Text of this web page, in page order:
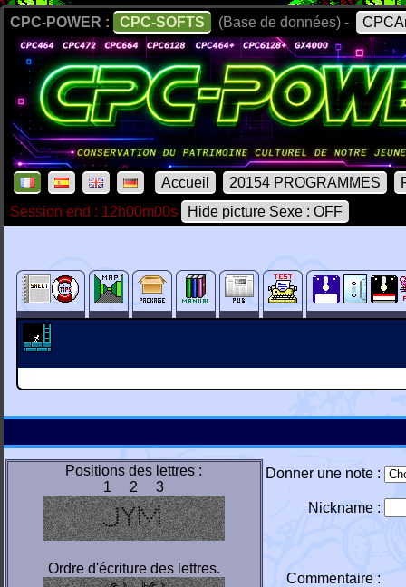
CPC-POWER : CPC-SOFTS (Base de données) -
Accueil 20154 PROGRAMMES
Session end : 12h00m00s
Hide picture Sexe : OFF
Positions des lettres :
1 2 3
Ordre d'écriture des lettres.
Donner une note :
Nickname :
Commentaire :